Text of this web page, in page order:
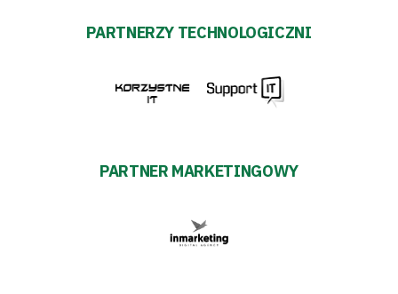
PARTNERZY TECHNOLOGICZNI
PARTNER MARKETINGOWY